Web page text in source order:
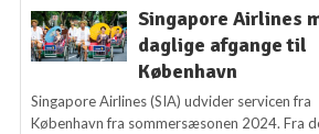
Singapore Airlines
daglige afgange til
København
Singapore Airlines (SIA) udvider servicen fra
København fra sommersæsonen 2024. Fra